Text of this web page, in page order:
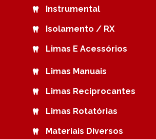
Instrumental
Isolamento / RX
Limas E Acessórios
Limas Manuais
Limas Reciprocantes
Limas Rotatórias
Materiais Diversos